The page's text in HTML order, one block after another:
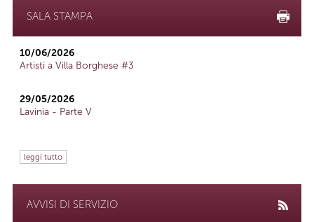
SALA STAMPA
10/06/2026
Artisti a Villa Borghese #3
29/05/2026
Lavinia - Parte V
leggi tutto
AVVISI DI SERVIZIO